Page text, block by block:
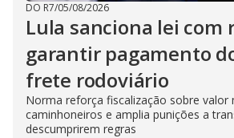
DO R7/05/08/2026
Lula sanciona lei com
garantir pagamento
frete rodoviário
Norma reforça fiscalização sobre valor
caminhoneiros e amplia punições a
descumprirem regras